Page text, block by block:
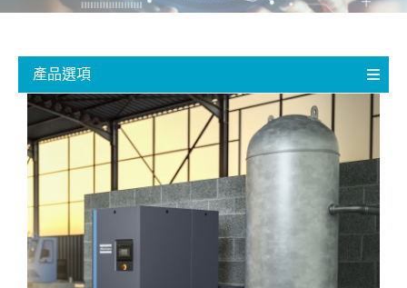
產品選項
微油螺旋式空壓機
變頻螺旋式空壓機